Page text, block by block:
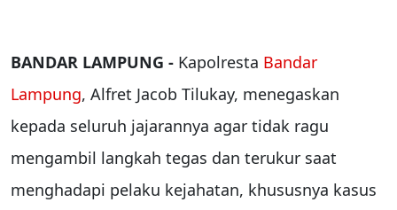
BANDAR LAMPUNG - Kapolresta Bandar
Lampung, Alfret Jacob Tilukay, menegaskan
kepada seluruh jajarannya agar tidak ragu
mengambil langkah tegas dan terukur saat
menghadapi pelaku kejahatan, khususnya kasus